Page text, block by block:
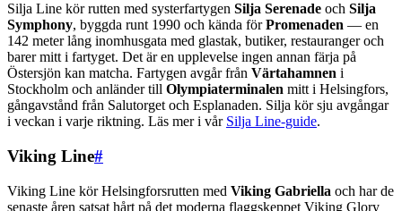
Silja Line kör rutten med systerfartygen Silja Serenade och Silja
Symphony, byggda runt 1990 och kända förPromenaden — en
142 meter lång inomhusgata med glastak, butiker, restauranger och
barer mitt i fartyget. Det är en upplevelse ingen annan färja på
Östersjön kan matcha. Fartygen avgår från Värtahamnen i
Stockholm och anländer till Olympiaterminalen mitt i Helsingfors,
gångavstånd från Salutorget och Esplanaden. Silja kör sju avgångar
i veckan i varje riktning. Läs mer i vår Silja Line-guide.
Viking Line#
Viking Line kör Helsingforsrutten med Viking Gabriella och har de
senaste åren satsat hårt på det moderna flaggskeppet Viking Glory